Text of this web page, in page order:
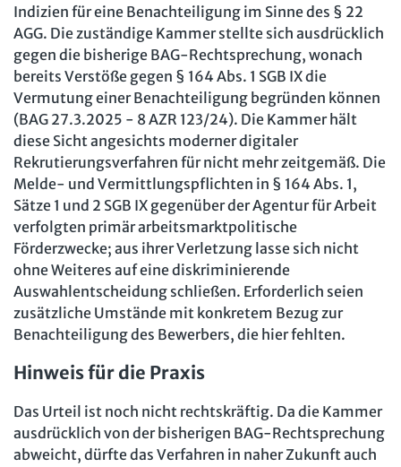
Indizien für eine Benachteiligung im Sinne des § 22
AGG. Die zuständige Kammer stellte sich ausdrücklich
gegen die bisherige BAG-Rechtsprechung, wonach
bereits Verstöße gegen § 164 Abs. 1 SGB IX die
Vermutung einer Benachteiligung begründen können
(BAG 27.3.2025 - 8 AZR 123/24). Die Kammer hält
diese Sicht angesichts moderner digitaler
Rekrutierungsverfahren für nicht mehr zeitgemäß. Die
Melde- und Vermittlungspflichten in § 164 Abs. 1,
Sätze 1 und 2 SGB IX gegenüber der Agentur für Arbeit
verfolgten primär arbeitsmarktpolitische
Förderzwecke; aus ihrer Verletzung lasse sich nicht
ohne Weiteres auf eine diskriminierende
Auswahlentscheidung schließen. Erforderlich seien
zusätzliche Umstände mit konkretem Bezug zur
Benachteiligung des Bewerbers, die hier fehlten.
Hinweis für die Praxis
Das Urteil ist noch nicht rechtskräftig. Da die Kammer
ausdrücklich von der bisherigen BAG-Rechtsprechung
abweicht, dürfte das Verfahren in naher Zukunft auch